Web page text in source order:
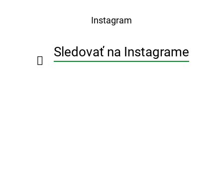
Instagram
Sledovať na Instagrame